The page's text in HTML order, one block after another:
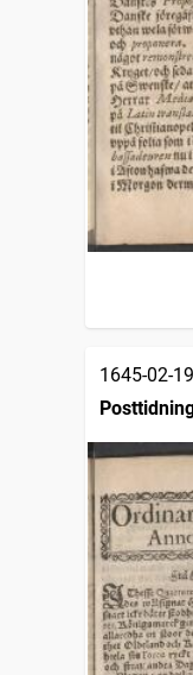
1645-02-19